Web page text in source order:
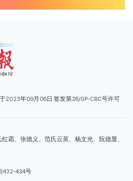
霜、张德义、范氏云英、杨文光、阮德显、
434号